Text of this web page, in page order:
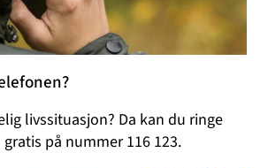
livssituasjon? Da kan du ringe
på nummer 116 123.